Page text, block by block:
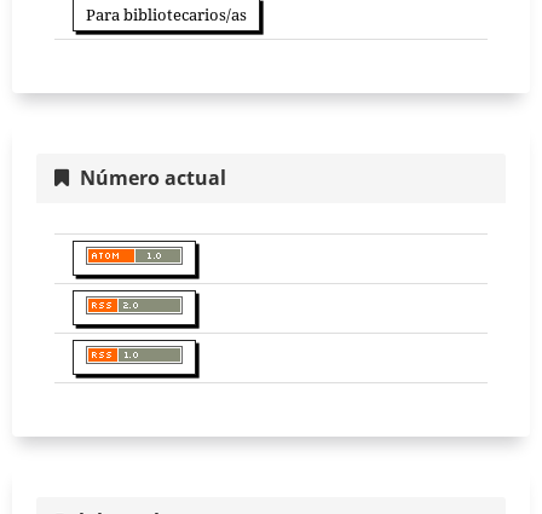
Para bibliotecarios/as
Número actual